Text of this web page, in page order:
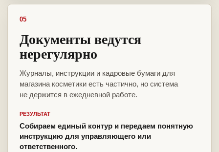
05
Документы ведутся
нерегулярно
Журналы, инструкции и кадровые бумаги для
магазина косметики есть частично, но система
не держится в ежедневной работе.
РЕЗУЛЬТАТ
Собираем единый контур и передаем понятную
инструкцию для управляющего или
ответственного.